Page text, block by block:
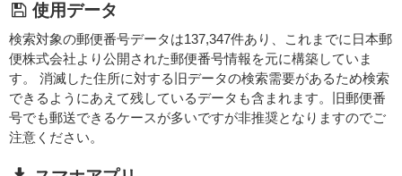
使用データ
検索対象の郵便番号データは137,347件あり、これまでに日本郵
便株式会社より公開された郵便番号情報を元に構築していま
す。 消滅した住所に対する旧データの検索需要があるため検索
できるようにあえて残しているデータも含まれます。旧郵便番
号でも郵送できるケースが多いですが非推奨となりますのでご
注意ください。